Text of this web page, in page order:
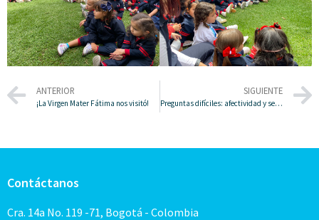
ANTERIOR
¡La Virgen Mater Fátima nos visitó!
SIGUIENTE
Preguntas difíciles: afectividad y sexualidad en la adolescencia.
Contáctanos
Cra. 14a No. 119 -71, Bogotá - Colombia